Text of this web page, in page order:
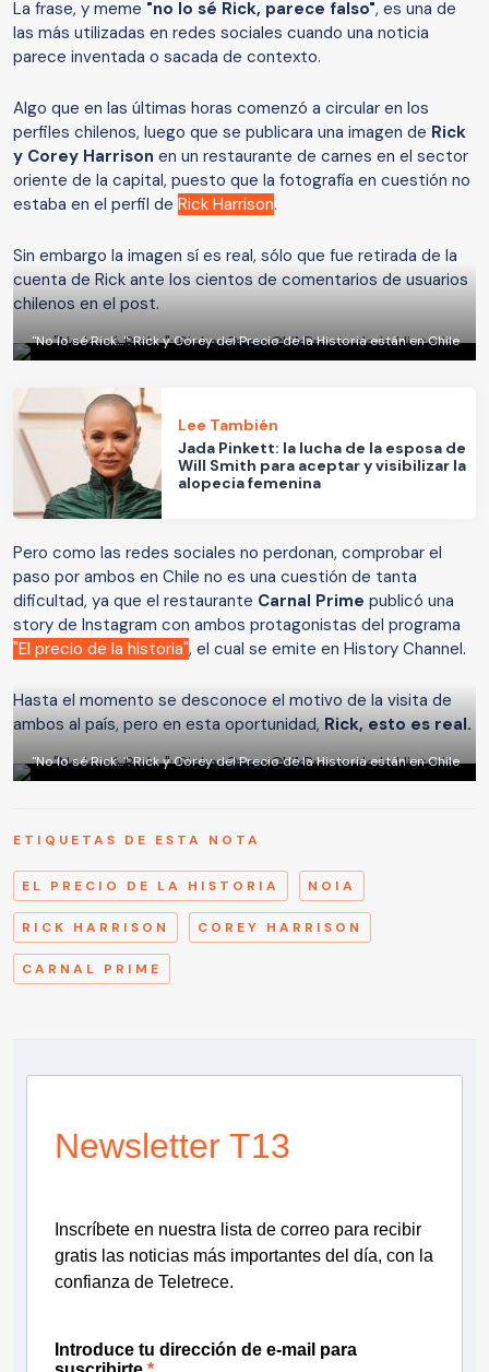
La frase, y meme "no lo sé Rick, parece falso", es una de
las más utilizadas en redes sociales cuando una noticia
parece inventada o sacada de contexto.
Algo que en las últimas horas comenzó a circular en los
perfiles chilenos, luego que se publicara una imagen de Rick
y Corey Harrison en un restaurante de carnes en el sector
oriente de la capital, puesto que la fotografía en cuestión no
estaba en el perfil de Rick Harrison.
Sin embargo la imagen sí es real, sólo que fue retirada de la
cuenta de Rick ante los cientos de comentarios de usuarios
chilenos en el post.
"No lo sé Rick...": Rick y Corey del Precio de la Historia están en Chile
Lee También
Jada Pinkett: la lucha de la esposa de
Will Smith para aceptar y visibilizar la
alopecia femenina
Pero como las redes sociales no perdonan, comprobar el
paso por ambos en Chile no es una cuestión de tanta
dificultad, ya que el restaurante Carnal Prime publicó una
story de Instagram con ambos protagonistas del programa
"El precio de la historia", el cual se emite en History Channel.
Hasta el momento se desconoce el motivo de la visita de
ambos al país, pero en esta oportunidad, Rick, esto es real.
"No lo sé Rick...": Rick y Corey del Precio de la Historia están en Chile
ETIQUETAS DE ESTA NOTA
EL PRECIO DE LA HISTORIA NOIA
RICK HARRISON COREY HARRISON
CARNAL PRIME
Newsletter T13
Inscríbete en nuestra lista de correo para recibir
gratis las noticias más importantes del día, con la
confianza de Teletrece.
Introduce tu dirección de e-mail para